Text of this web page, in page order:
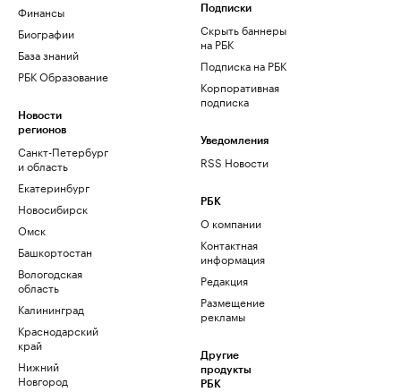
Финансы
Биографии
База знаний
РБК Образование
Новости
регионов
Санкт-Петербург
и область
Екатеринбург
Новосибирск
Омск
Башкортостан
Вологодская
область
Калининград
Краснодарский
край
Нижний
Новгород
Подписки
Скрыть баннеры
на РБК
Подписка на РБК
Корпоративная
подписка
Уведомления
RSS Новости
РБК
О компании
Контактная
информация
Редакция
Размещение
рекламы
Другие
продукты
РБК